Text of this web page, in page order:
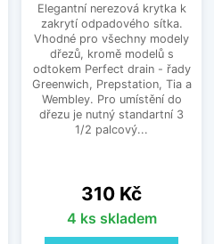
Elegantní nerezová krytka k
zakrytí odpadového sítka.
Vhodné pro všechny modely
dřezů, kromě modelů s
odtokem Perfect drain - řady
Greenwich, Prepstation, Tia a
Wembley. Pro umístění do
dřezu je nutný standartní 3
1/2 palcový...
Cena
310 Kč
4 ks skladem